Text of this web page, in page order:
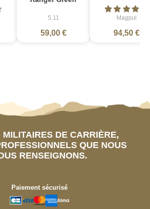
5.11
59,00 €
Magpul
94,50 €
MILITAIRES DE CARRIÈRE,
QUE NOUS
RENSEIGNONS.
Paiement sécurisé